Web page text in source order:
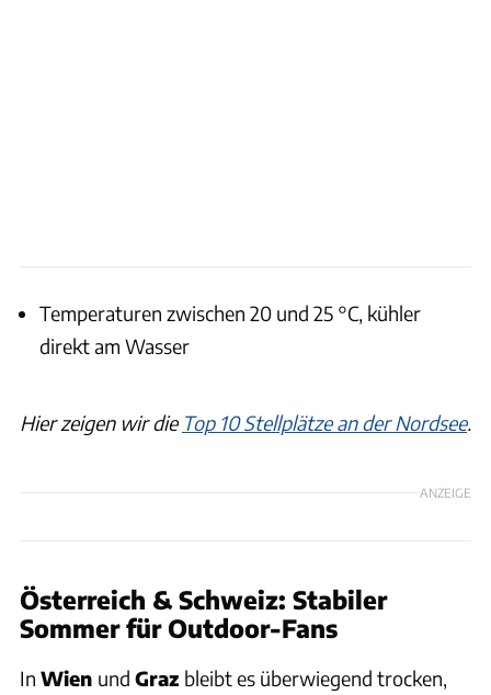
Temperaturen zwischen 20 und 25 °C, kühler
direkt am Wasser
Hier zeigen wir die Top 10 Stellplätze an der Nordsee.
ANZEIGE
Österreich & Schweiz: Stabiler
Sommer für Outdoor-Fans
In Wien und Graz bleibt es überwiegend trocken,